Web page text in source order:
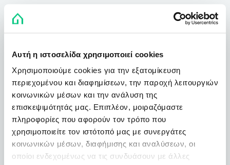
Αυτή η ιστοσελίδα χρησιμοποιεί cookies
Χρησιμοποιούμε cookies για την εξατομίκευση
περιεχομένου και διαφημίσεων, την παροχή λειτουργιών
κοινωνικών μέσων και την ανάλυση της
επισκεψιμότητάς μας. Επιπλέον, μοιραζόμαστε
πληροφορίες που αφορούν τον τρόπο που
χρησιμοποιείτε τον ιστότοπό μας με συνεργάτες
κοινωνικών μέσων, διαφήμισης και αναλύσεων, οι
οποίοι ενδεχομένως να τις συνδυάσουν με άλλες